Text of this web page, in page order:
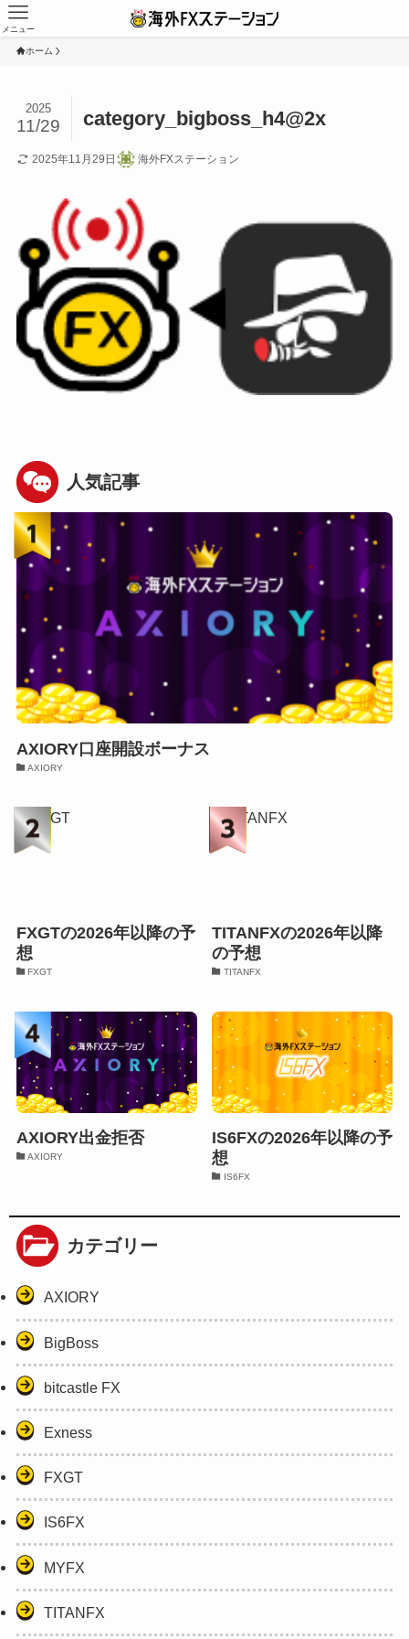
メニュー
ホーム
category_bigboss_h4@2x
2025
11/29
2025年11月29日 海外FXステーション
人気記事
AXIORY口座開設ボーナス
AXIORY
FXGTの2026年以降の予
想
FXGT
TITANFXの2026年以降
の予想
TITANFX
AXIORY出金拒否
AXIORY
IS6FXの2026年以降の予
想
IS6FX
カテゴリー
AXIORY
BigBoss
bitcastle FX
Exness
FXGT
IS6FX
MYFX
TITANFX